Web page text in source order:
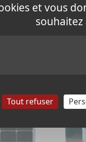
et vous
Tout refuser